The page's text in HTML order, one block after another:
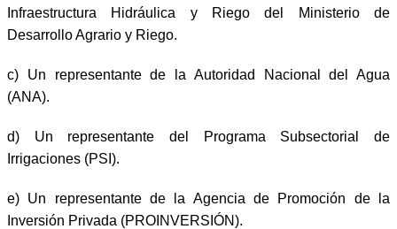
Infraestructura Hidráulica y Riego del Ministerio de
Desarrollo Agrario y Riego.
c) Un representante de la Autoridad Nacional del Agua
(ANA).
d) Un representante del Programa Subsectorial de
Irrigaciones (PSI).
e) Un representante de la Agencia de Promoción de la
Inversión Privada (PROINVERSIÓN).